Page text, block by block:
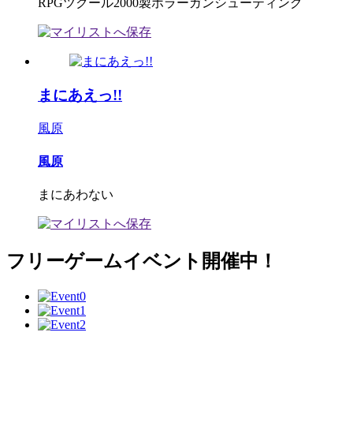
RPGツクール2000製ホラーガンシューティング
まにあえっ!!
風原
風原
まにあわない
フリーゲームイベント開催中！